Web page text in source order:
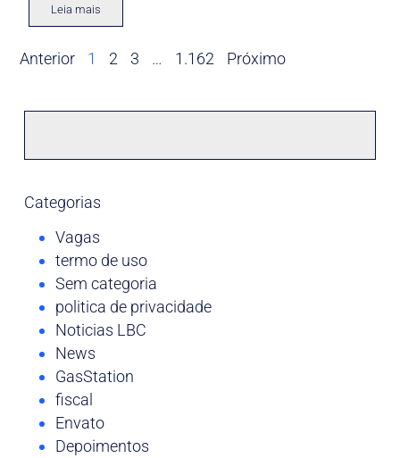
Leia mais
Anterior 1 2 3 … 1.162 Próximo
Categorias
Vagas
termo de uso
Sem categoria
politica de privacidade
Noticias LBC
News
GasStation
fiscal
Envato
Depoimentos